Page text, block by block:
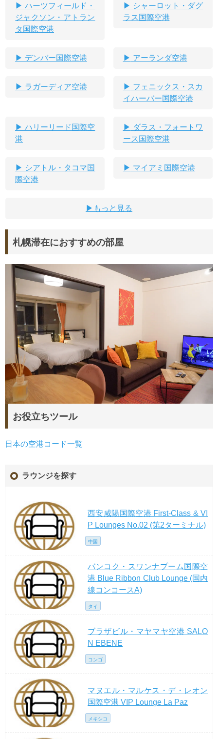
ハーツフィールド・
ジャクソン・アトラン
タ国際空港
シャーロット・ダグ
ラス国際空港
デンバー国際空港 アーランダ空港
ラガーディア空港
フェニックス・スカ
イハーバー国際空港
ハリーリード国際空
港
ダラス・フォートワ
ース国際空港
シアトル・タコマ国
際空港
マイアミ国際空港
もっと見る
札幌滞在におすすめの部屋
お役立ちツール
日本の空港コード一覧
ラウンジを探す
西安咸陽国際空港 First-Class & VI
P Lounges No.02 (第2ターミナル)
中国
バンコク・スワンナプーム国際空
港 Blue Ribbon Club Lounge (国内
線コンコースA)
タイ
ブラザビル・マヤマヤ空港 SALO
N EBENE
コンゴ
マヌエル・マルケス・デ・レオン
国際空港 VIP Lounge La Paz
メキシコ